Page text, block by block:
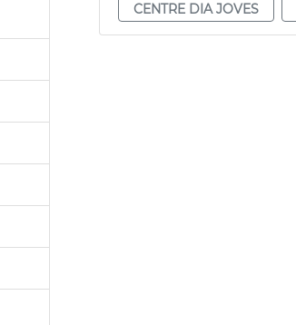
CENTRE DIA JOVES